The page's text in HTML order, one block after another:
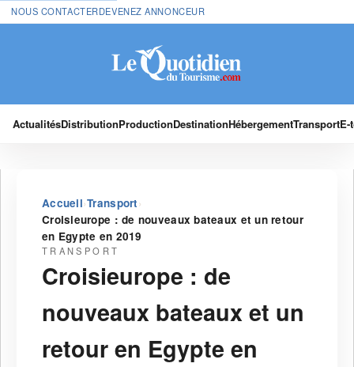
NOUS CONTACTERDEVENEZ ANNONCEUR
ActualitésDistributionProductionDestinationHébergementTransport
Accueil›Transport ›
Croisieurope : de nouveaux bateaux et un retour
en Egypte en 2019
TRANSPORT
Croisieurope : de
nouveaux bateaux et un
retour en Egypte en